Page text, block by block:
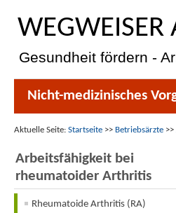
WEGWEISER
Gesundheit fördern -
Nicht-medizinisches
Aktuelle Seite: Startseite >> Betriebsärzte >>
Arbeitsfähigkeit bei
rheumatoider Arthritis
Rheumatoide Arthritis (RA)